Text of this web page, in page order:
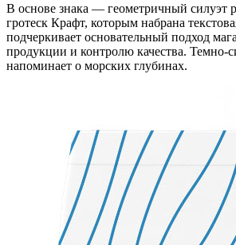
В основе знака — геометричный силуэт
гротеск Крафт, которым набрана
подчеркивает основательный подход
продукции и контролю качества. Темно-
напоминает о морских глубинах.